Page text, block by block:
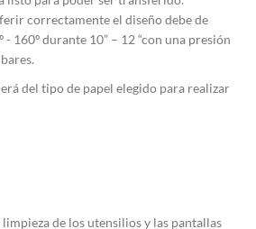
correctamente el diseño debe de
- 160º durante 10” – 12 “con una presión
del tipo de papel elegido para realizar
de los utensilios y las pantallas